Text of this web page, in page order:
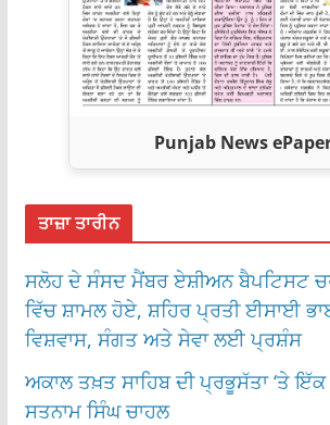
Punjab News
ਤਾਜ਼ਾ ਤਾਰੀਨ
ਸਲੋਹ ਦੇ ਸੰਸਦ ਮੈਂਬਰ ਏਸ਼ੀਅਨ ਬੈਪਟਿਸਟ
ਵਿੱਚ ਸ਼ਾਮਲ ਹੋਏ, ਸ਼ਹਿਰ ਪ੍ਰਤੀ ਈਸਾਈ
ਵਿਸ਼ਵਾਸ, ਸੰਗਤ ਅਤੇ ਸੇਵਾ ਲਈ ਪ੍ਰਸ਼ੰਸ
ਅਕਾਲ ਤਖ਼ਤ ਸਾਹਿਬ ਦੀ ਪ੍ਰਭੂਸੱਤਾ ‘ਤੇ
ਸਤਨਾਮ ਸਿੰਘ ਚਾਹਲ